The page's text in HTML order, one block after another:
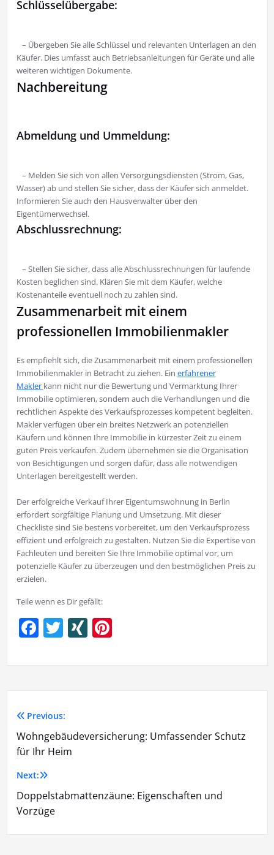
Schlüsselübergabe:
– Übergeben Sie alle Schlüssel und relevanten Unterlagen an den
Käufer. Dies umfasst auch Betriebsanleitungen für Geräte und alle
weiteren wichtigen Dokumente.
Nachbereitung
Abmeldung und Ummeldung:
– Melden Sie sich von allen Versorgungsdiensten (Strom, Gas,
Wasser) ab und stellen Sie sicher, dass der Käufer sich anmeldet.
Informieren Sie auch den Hausverwalter über den
Eigentümerwechsel.
Abschlussrechnung:
– Stellen Sie sicher, dass alle Abschlussrechnungen für laufende
Kosten beglichen sind. Klären Sie mit dem Käufer, welche
Kostenanteile eventuell noch zu zahlen sind.
Zusammenarbeit mit einem
professionellen Immobilienmakler
Es empfiehlt sich, die Zusammenarbeit mit einem professionellen
Immobilienmakler in Betracht zu ziehen. Ein erfahrener
Makler kann nicht nur die Bewertung und Vermarktung Ihrer
Immobilie optimieren, sondern auch die Verhandlungen und die
rechtlichen Aspekte des Verkaufsprozesses kompetent begleiten.
Makler verfügen über ein breites Netzwerk an potenziellen
Käufern und können Ihre Immobilie in kürzester Zeit zu einem
guten Preis verkaufen. Zudem übernehmen sie die Organisation
von Besichtigungen und sorgen dafür, dass alle notwendigen
Unterlagen bereitgestellt werden.
Der erfolgreiche Verkauf Ihrer Eigentumswohnung in Berlin
erfordert sorgfältige Planung und Umsetzung. Mit dieser
Checkliste sind Sie bestens vorbereitet, um den Verkaufsprozess
effizient und erfolgreich zu gestalten. Nutzen Sie die Expertise von
Fachleuten und bereiten Sie Ihre Immobilie optimal vor, um
potenzielle Käufer zu überzeugen und den bestmöglichen Preis zu
erzielen.
Teile wenn es Dir gefällt:
Facebook
Twitter
XINGPinterest
Previous:
Wohngebäudeversicherung: Umfassender Schutz
für Ihr Heim
Next:
Doppelstabmattenzäune: Eigenschaften und
Vorzüge